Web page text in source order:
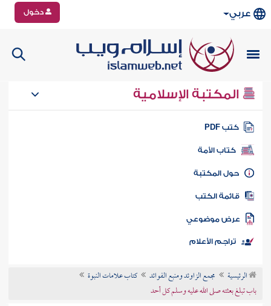
عربي دخول
المكتبة الإسلامية
كتب PDF
كتاب الأمة
المكتبة
الكتب
موضوعي
تراجم الأعلام
الرئيسية مجمع الزاوئد ومنبع الفوائد
كتاب علامات النبوة
باب تبلغ بعثته صلى الله عليه وسلم كل أحد